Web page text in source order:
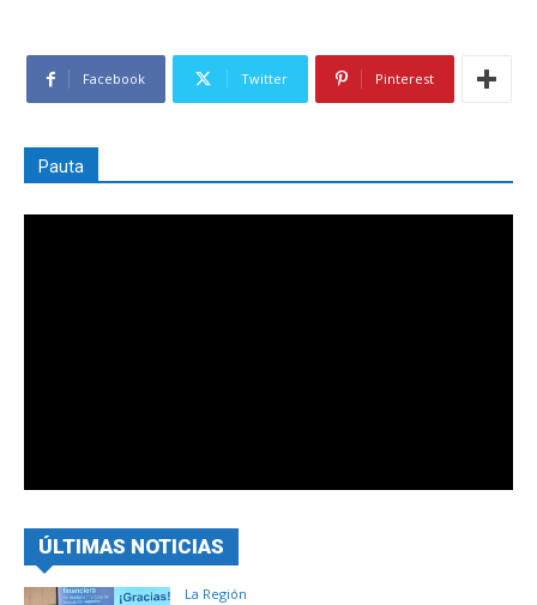
Facebook Twitter Pinterest
Pauta
ÚLTIMAS NOTICIAS
La Región